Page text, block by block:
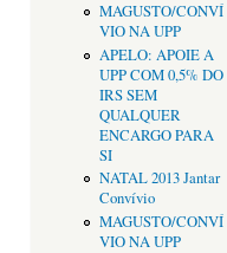
MAGUSTO/CONVÍ
VIO NA UPP
APELO: APOIE A
UPP COM 0,5% DO
IRS SEM
QUALQUER
ENCARGO PARA
SI
NATAL 2013 Jantar
Convívio
MAGUSTO/CONVÍ
VIO NA UPP